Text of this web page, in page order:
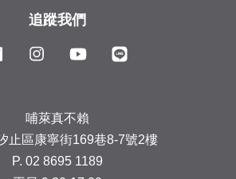
追蹤我們
Facebook Instagram YouTube
哺萊真不賴
止區康寧街169巷8-7號2樓
P. 02 8695 1189